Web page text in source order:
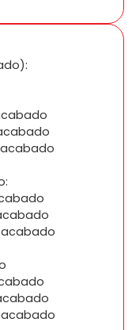
acabado
acabado
acabado